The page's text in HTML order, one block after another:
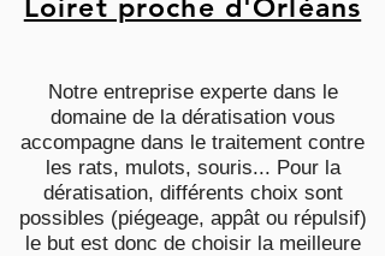
Loiret proche d'Orléans
Notre entreprise experte dans le
domaine de la dératisation vous
accompagne dans le traitement contre
les rats, mulots, souris... Pour la
dératisation, différents choix sont
possibles (piégeage, appât ou répulsif)
le but est donc de choisir la meilleure